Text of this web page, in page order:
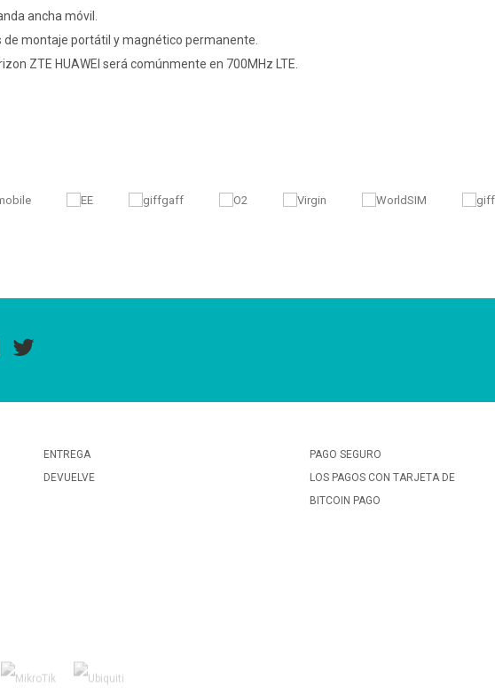
ancha móvil.
montaje portátil y magnético permanente.
ZTE HUAWEI será comúnmente en 700MHz LTE.
ENTREGA
DEVUELVE
PAGO SEGURO
LOS PAGOS CON TARJETA DE
BITCOIN PAGO